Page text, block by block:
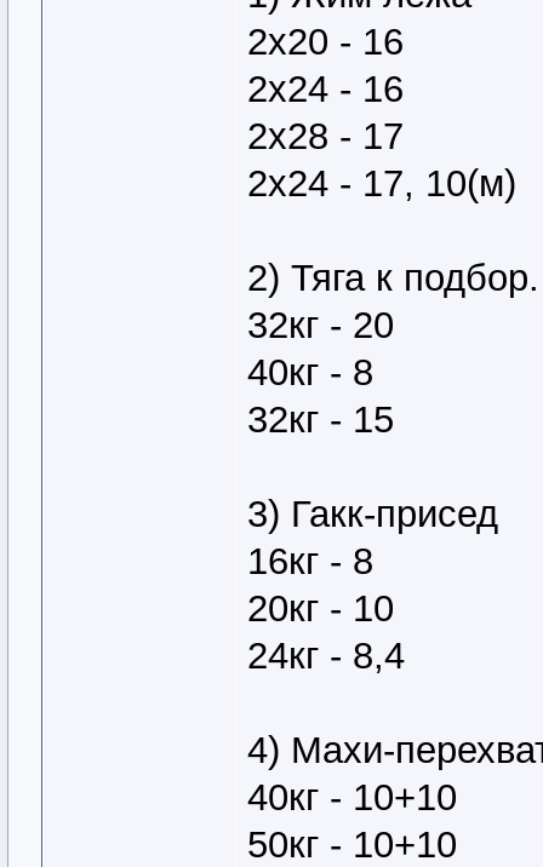
2х20 - 16
2х24 - 16
2х28 - 17
2х24 - 17, 10(м)
2) Тяга к подбор.
32кг - 20
40кг - 8
32кг - 15
3) Гакк-присед
16кг - 8
20кг - 10
24кг - 8,4
4) Махи-
40кг - 10+10
50кг - 10+10